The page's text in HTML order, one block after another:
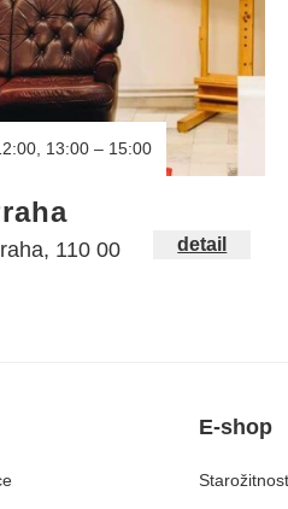
13:00 – 15:00
110 00 detail
E-shop